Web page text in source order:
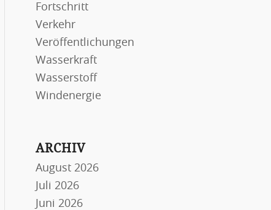
Fortschritt
Verkehr
Veröffentlichungen
Wasserkraft
Wasserstoff
Windenergie
ARCHIV
August 2026
Juli 2026
Juni 2026